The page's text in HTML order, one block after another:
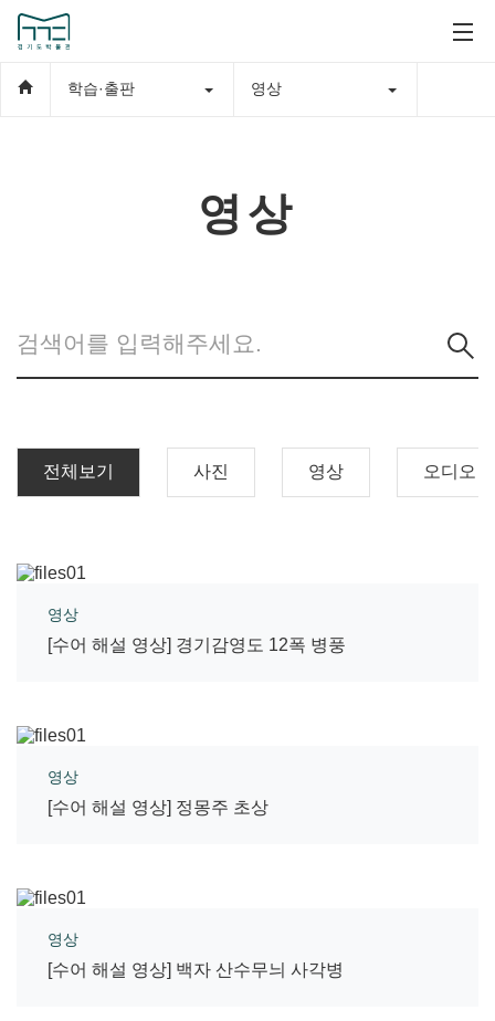
학습·출판 영상
영상
전체보기 사진 영상 오디오
영상
[수어 해설 영상] 경기감영도 12폭 병풍
영상
[수어 해설 영상] 정몽주 초상
영상
[수어 해설 영상] 백자 산수무늬 사각병